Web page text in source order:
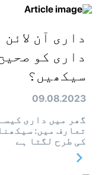
داری آن
داری کو
سیکھیں؟
09.08.2023
گھر میں داری
تعارف میں:
کی طرح لگتا ہے